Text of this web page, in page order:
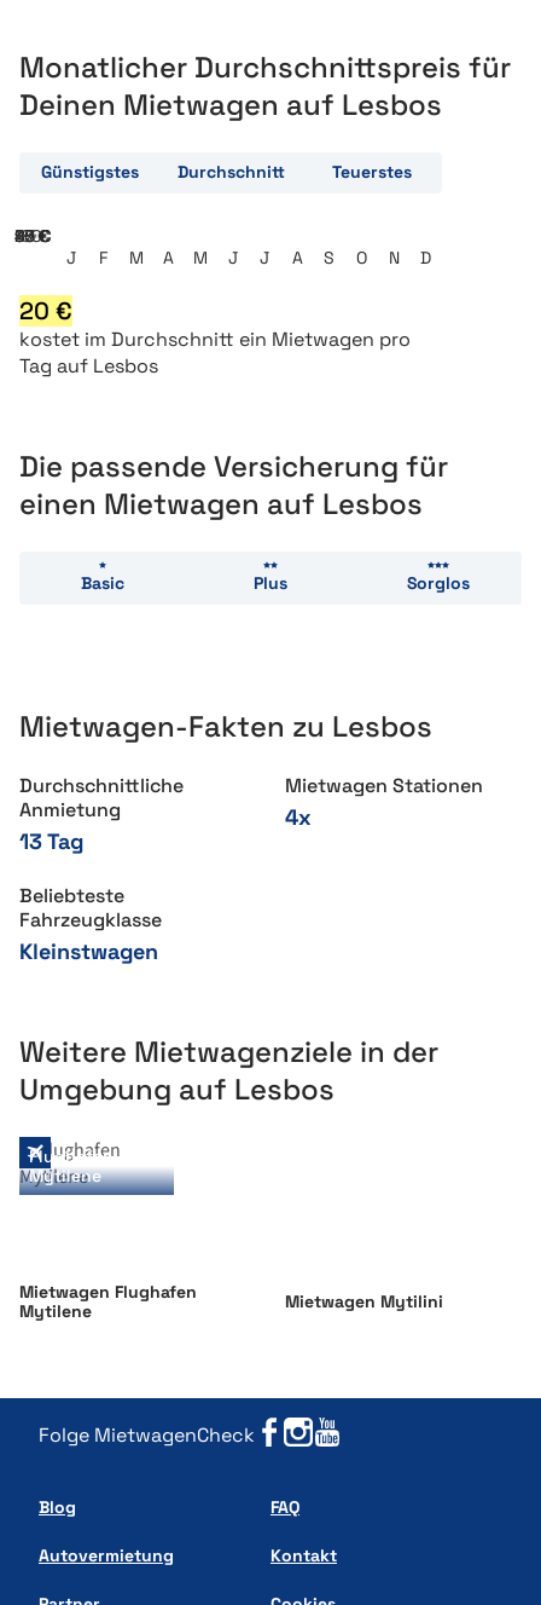
Monatlicher Durchschnittspreis für
Deinen Mietwagen auf Lesbos
Günstigstes Durchschnitt Teuerstes
9 €
18 €
27 €
36 €
45 €
J
F M A M J J A S O N D
20 €
kostet im Durchschnitt ein Mietwagen pro
Tag auf Lesbos
Die passende Versicherung für
einen Mietwagen auf Lesbos
Basic Plus Sorglos
Mietwagen-Fakten zu Lesbos
Durchschnittliche
Anmietung
13 Tag
Mietwagen Stationen
4x
Beliebteste
Fahrzeugklasse
Kleinstwagen
Weitere Mietwagenziele in der
Umgebung auf Lesbos
Flughafen
Mytilene
Mietwagen Flughafen
Mytilene
Mietwagen Mytilini
Folge MietwagenCheck
Blog FAQ
Autovermietung Kontakt